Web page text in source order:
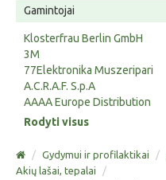
Gamintojai
Klosterfrau Berlin GmbH
3M
77Elektronika Muszeripari
A.C.R.A.F. S.p.A
AAAA Europe Distribution
Rodyti visus
/ Gydymui ir profilaktikai /
Akių lašai, tepalai
/